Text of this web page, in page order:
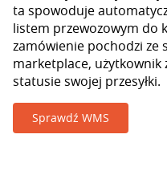
ta spowoduje
listem przewozowym do
zamówienie pochodzi ze
marketplace,
statusie swojej przesyłki.
Sprawdź WMS